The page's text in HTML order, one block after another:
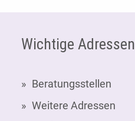
Wichtige Adressen
Beratungsstellen
Weitere Adressen